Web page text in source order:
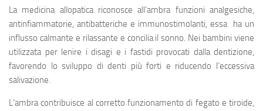
La medicina allopatica riconosce all’ambra funzioni analgesiche,
antinfiammatorie, antibatteriche e immunostimolanti, essa ha un
influsso calmante e rilassante e concilia il sonno. Nei bambini viene
utilizzata per lenire i disagi e i fastidi provocati dalla dentizione,
favorendo lo sviluppo di denti più forti e riducendo l’eccessiva
salivazione.
L’ambra contribuisce al corretto funzionamento di fegato e tiroide,